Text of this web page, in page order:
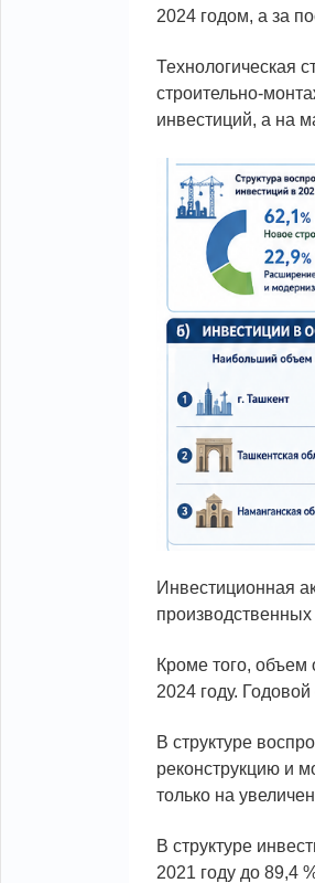
2024 годом, а за
Технологическая
строительно-
инвестиций, а на
Инвестиционная
Кроме того, объем
2024 году.
В структуре
реконструкцию и
только на
В структуре
2021 году до 89,4